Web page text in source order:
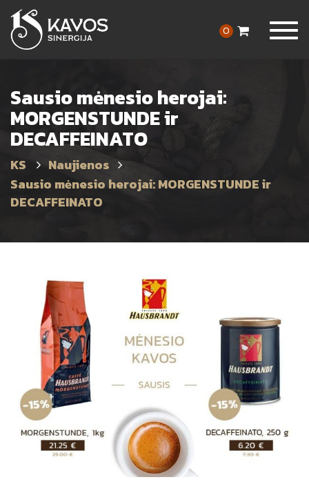
0
Sausio mėnesio herojai:
MORGENSTUNDE ir
DECAFFEINATO
Naujienos
Sausio mėnesio herojai: MORGENSTUNDE ir
DECAFFEINATO